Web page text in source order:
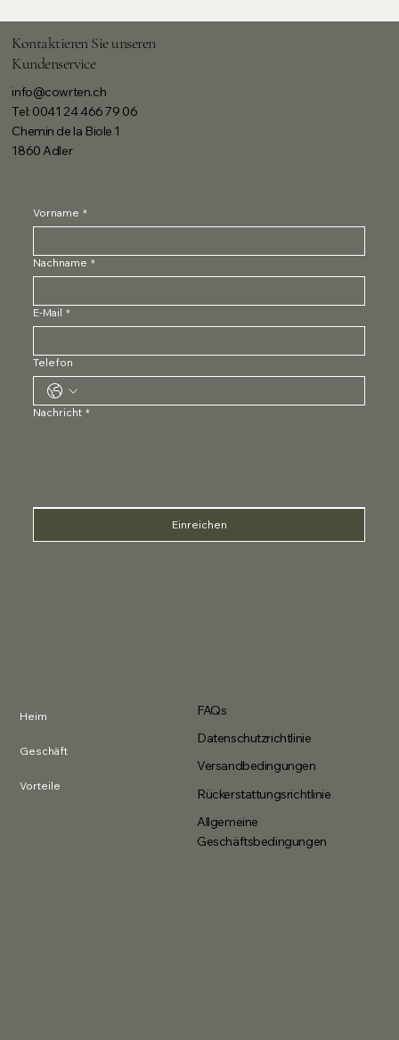
Heim
Geschäft
Vorteile
FAQs
Datenschutzrichtlinie
Versandbedingungen
Rückerstattungsrichtlinie
Allgemeine
Geschäftsbedingungen
Kontaktieren Sie unseren
Kundenservice
info@cowrten.ch
Tel: 0041 24 466 79 06
Chemin de la Biole 1
1860 Adler
Vorname *
Nachname *
E-Mail *
Telefon
Nachricht *
Einreichen